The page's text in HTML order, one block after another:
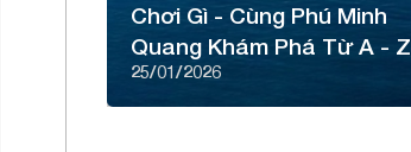
Chơi Gì - Cùng Phú Minh
Quang Khám Phá Từ A - Z
25/01/2026